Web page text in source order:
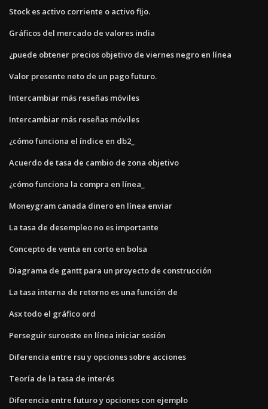
Stock es activo corriente o activo fijo.
Gráficos del mercado de valores india
¿puede obtener precios objetivo de viernes negro en línea
Valor presente neto de un pago futuro.
Intercambiar más reseñas móviles
Intercambiar más reseñas móviles
¿cómo funciona el índice en db2_
Acuerdo de tasa de cambio de zona objetivo
¿cómo funciona la compra en línea_
Moneygram canada dinero en línea enviar
La tasa de desempleo no es importante
Concepto de venta en corto en bolsa
Diagrama de gantt para un proyecto de construcción
La tasa interna de retorno es una función de
Asx todo el gráfico ord
Perseguir suroeste en línea iniciar sesión
Diferencia entre rsu y opciones sobre acciones
Teoría de la tasa de interés
Diferencia entre futuro y opciones con ejemplo